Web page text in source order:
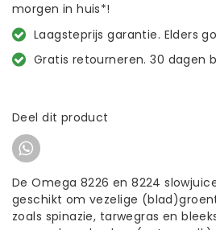
morgen in huis*!
Laagsteprijs garantie. Elders
Gratis retourneren. 30 dagen
Deel dit product
De Omega 8226 en 8224
geschikt om vezelige
zoals spinazie, tarwegras en